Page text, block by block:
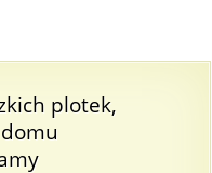
plotek,